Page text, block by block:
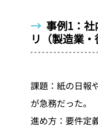
→ 事例1：
リ（製造業・
課題：紙の日報
が急務だった。
進め方：要件定